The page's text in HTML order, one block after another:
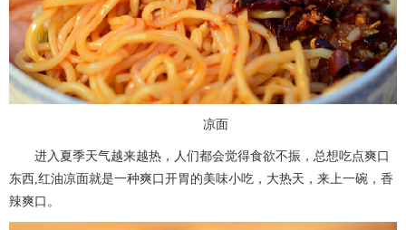
凉面
进入夏季天气越来越热，人们都会觉得食欲不振，总想吃点爽口
东西,红油凉面就是一种爽口开胃的美味小吃，大热天，来上一碗，香
辣爽口。